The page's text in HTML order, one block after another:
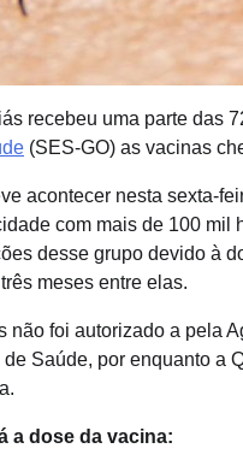
recebeu uma parte das
(SES-GO) as vacinas
acontecer nesta sexta-
com mais de 100
desse grupo devido à
meses entre elas.
não foi autorizado a pela
Saúde, por enquanto a
a dose da vacina: